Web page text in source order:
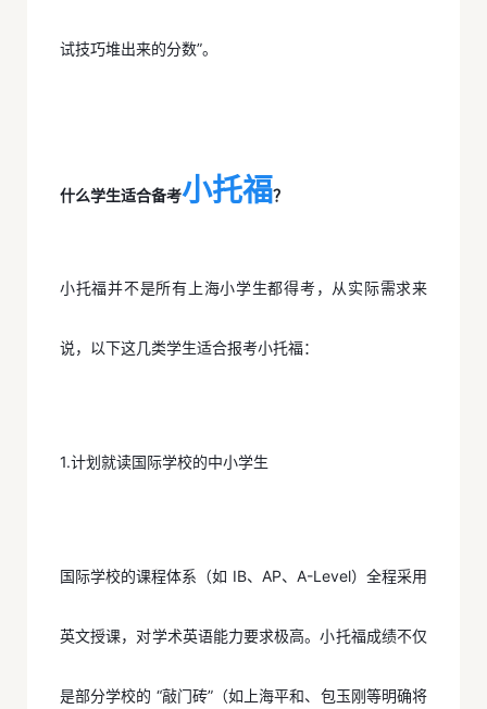
试技巧堆出来的分数”。
什么学生适合备考小托福？
小托福并不是所有上海小学生都得考，从实际需求来
说，以下这几类学生适合报考小托福：
1.计划就读国际学校的中小学生
国际学校的课程体系（如 IB、AP、A-Level）全程采用
英文授课，对学术英语能力要求极高。小托福成绩不仅
是部分学校的 “敲门砖”（如上海平和、包玉刚等明确将